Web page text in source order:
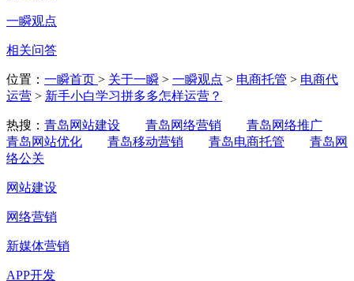
一瞬观点
相关问答
位置： 一瞬首页 > 关于一瞬 > 一瞬观点 > 电商托管 > 电商代
运营 > 新手小白学习拼多多怎样运营？
热搜： 青岛网站建设 青岛网络营销
青岛网络推广
青岛网站优化
青岛移动营销 青岛电商托管
青岛网
络公关
网站建设
网络营销
新媒体营销
APP开发